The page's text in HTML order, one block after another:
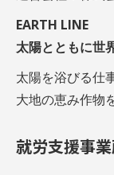
EARTH LINE
太陽とともに世
太陽を浴びる仕
大地の恵み作物
就労支援事